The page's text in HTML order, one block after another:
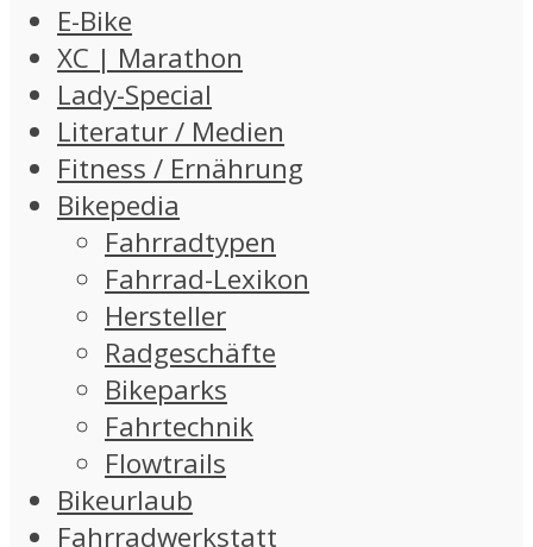
E-Bike
XC | Marathon
Lady-Special
Literatur / Medien
Fitness / Ernährung
Bikepedia
Fahrradtypen
Fahrrad-Lexikon
Hersteller
Radgeschäfte
Bikeparks
Fahrtechnik
Flowtrails
Bikeurlaub
Fahrradwerkstatt